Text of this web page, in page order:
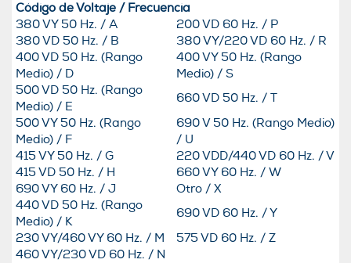
Código de Voltaje / Frecuencia
380 VY 50 Hz. / A
200 VD 60 Hz. / P
380 VD 50 Hz. / B
380 VY/220 VD 60 Hz. / R
400 VD 50 Hz. (Rango
Medio) / D
400 VY 50 Hz. (Rango
Medio) / S
500 VD 50 Hz. (Rango
Medio) / E
660 VD 50 Hz. / T
500 VY 50 Hz. (Rango
Medio) / F
690 V 50 Hz. (Rango Medio)
/ U
415 VY 50 Hz. / G
220 VDD/440 VD 60 Hz. / V
415 VD 50 Hz. / H
660 VY 60 Hz. / W
690 VY 60 Hz. / J
Otro / X
440 VD 50 Hz. (Rango
Medio) / K
690 VD 60 Hz. / Y
230 VY/460 VY 60 Hz. / M
575 VD 60 Hz. / Z
460 VY/230 VD 60 Hz. / N